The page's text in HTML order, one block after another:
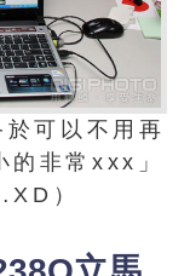
可以不用再
的非常xxx」
）